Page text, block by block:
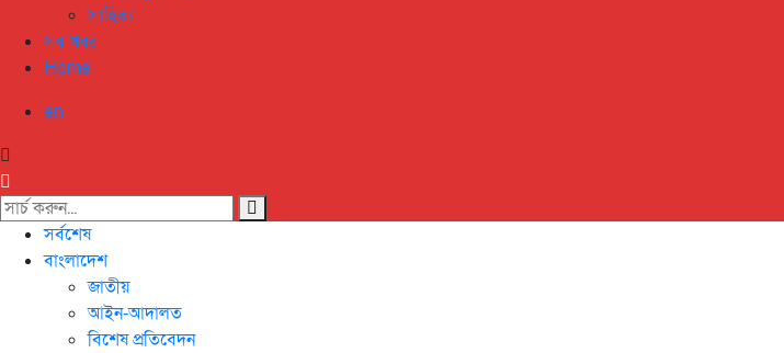
সাহিত্য
সব খবর
Home
en
সর্বশেষ
বাংলাদেশ
জাতীয়
আইন-আদালত
বিশেষ প্রতিবেদন